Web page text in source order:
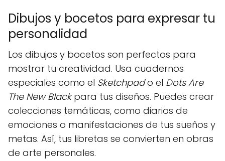
Dibujos y bocetos para expresar tu
personalidad
Los dibujos y bocetos son perfectos para
mostrar tu creatividad. Usa cuadernos
especiales como el Sketchpado el Dots Are
The New Blackpara tus diseños. Puedes crear
colecciones temáticas, como diarios de
emociones o manifestaciones de tus sueños y
metas. Así, tus libretas se convierten en obras
de arte personales.